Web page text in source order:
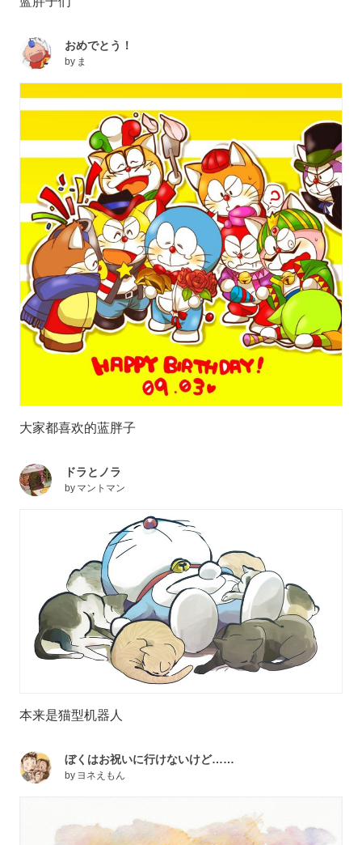
おめでとう！
by ま
大家都喜欢的蓝胖子
ドラとノラ
by マントマン
本来是猫型机器人
ぼくはお祝いに行けないけど……
by ヨネえもん